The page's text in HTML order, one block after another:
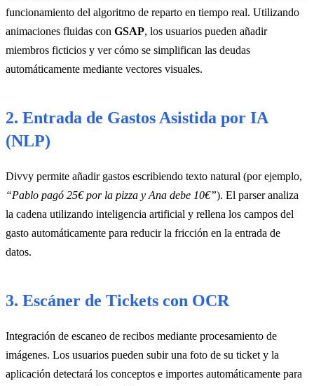
funcionamiento del algoritmo de reparto en tiempo real. Utilizando
animaciones fluidas con GSAP, los usuarios pueden añadir
miembros ficticios y ver cómo se simplifican las deudas
automáticamente mediante vectores visuales.
2. Entrada de Gastos Asistida por IA
(NLP)
Divvy permite añadir gastos escribiendo texto natural (por ejemplo,
“Pablo pagó 25€ por la pizza y Ana debe 10€”). El parser analiza
la cadena utilizando inteligencia artificial y rellena los campos del
gasto automáticamente para reducir la fricción en la entrada de
datos.
3. Escáner de Tickets con OCR
Integración de escaneo de recibos mediante procesamiento de
imágenes. Los usuarios pueden subir una foto de su ticket y la
aplicación detectará los conceptos e importes automáticamente para